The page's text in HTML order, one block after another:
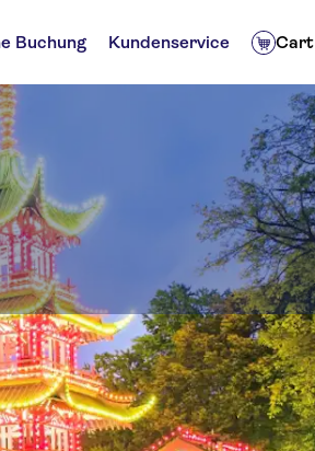
Buchung Kundenservice Cart